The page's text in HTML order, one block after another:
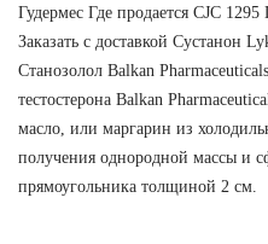
Гудермес Где продается CJC
Заказать с доставкой Сустанон
Станозолол Balkan
тестостерона Balkan
масло, или маргарин из
получения однородной массы и
прямоугольника толщиной 2 см.